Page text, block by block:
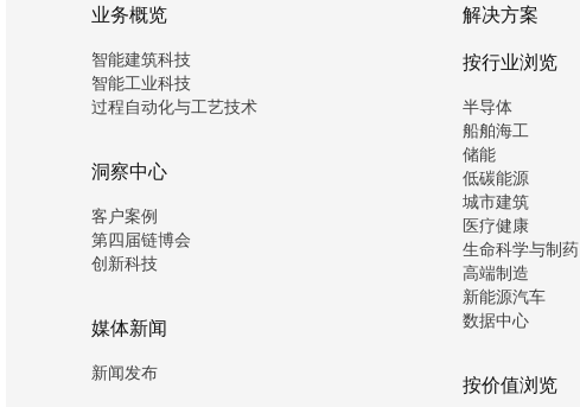
业务概览
智能建筑科技
智能工业科技
过程自动化与工艺技术
洞察中心
客户案例
第四届链博会
创新科技
媒体新闻
新闻发布
解决方案
按行业浏览
半导体
船舶海工
储能
低碳能源
城市建筑
医疗健康
生命科学与制药
高端制造
新能源汽车
数据中心
按价值浏览